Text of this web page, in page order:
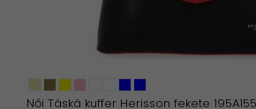
Női Táská kuffer Herisson fekete 195A155